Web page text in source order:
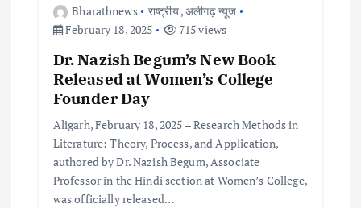
Bharatbnews राष्ट्रीय,अलीगढ़ न्यूज
February 18, 2025
715 views
Dr. Nazish Begum’s New Book
Released at Women’s College
Founder Day
Aligarh, February 18, 2025 – Research Methods in
Literature: Theory, Process, and Application,
authored by Dr. Nazish Begum, Associate
Professor in the Hindi section at Women’s College,
was officially released…